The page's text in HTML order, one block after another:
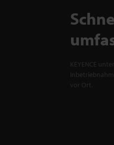
KEYENCE
vor Ort.